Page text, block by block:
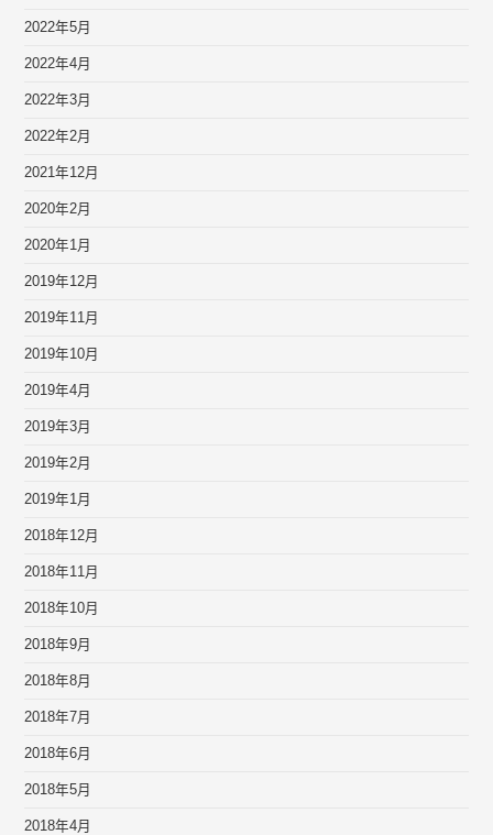
2022年5月
2022年4月
2022年3月
2022年2月
2021年12月
2020年2月
2020年1月
2019年12月
2019年11月
2019年10月
2019年4月
2019年3月
2019年2月
2019年1月
2018年12月
2018年11月
2018年10月
2018年9月
2018年8月
2018年7月
2018年6月
2018年5月
2018年4月